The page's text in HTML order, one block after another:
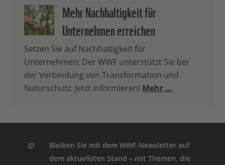
Anmeldung bestätigen müssen.
Ihre Einwilligung können Sie jederzeit
Einen formlosen Widerruf können Sie
entweder über den Abmeldelink in jedem
Newsletter oder durch eine E-Mail an
info(at)wwf.deoder schriftlich an WWF
Daten künftig nicht mehr für die Zwecke
des Versands des Newsletters
Mehr Nachhaltigkeit für
Unternehmen erreichen
Setzen Sie auf Nachhaltigkeit für
Unternehmen: Der WWF unterstützt Sie bei
der Verbindung von Transformation und
Naturschutz. Jetzt informieren! Mehr ...
Bleiben Sie mit dem WWF-Newsletter auf
dem aktuellsten Stand – mit Themen, die